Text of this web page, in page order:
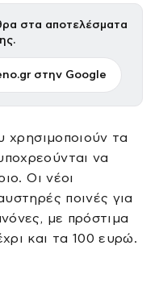
στα αποτελέσματα
στην Google
χρησιμοποιούν τα
να
Οι νέοι
ποινές για
με πρόστιμα
και τα 100 ευρώ.